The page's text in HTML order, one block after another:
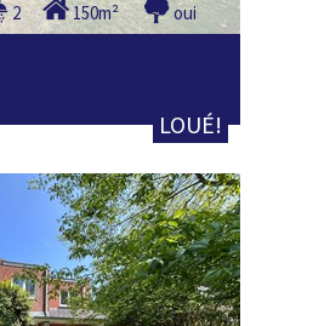
2 150m² oui
LOUÉ!